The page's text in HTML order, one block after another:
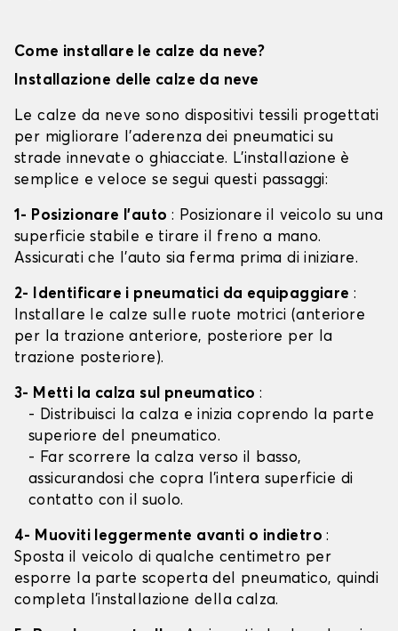
Come installare le calze da neve?
Installazione delle calze da neve
Le calze da neve sono dispositivi tessili progettati
per migliorare l'aderenza dei pneumatici su
strade innevate o ghiacciate. L'installazione è
semplice e veloce se segui questi passaggi:
1- Posizionare l'auto : Posizionare il veicolo su una
superficie stabile e tirare il freno a mano.
Assicurati che l'auto sia ferma prima di iniziare.
2- Identificare i pneumatici da equipaggiare :
Installare le calze sulle ruote motrici (anteriore
per la trazione anteriore, posteriore per la
trazione posteriore).
3- Metti la calza sul pneumatico:
- Distribuisci la calza e inizia coprendo la parte
superiore del pneumatico.
- Far scorrere la calza verso il basso,
assicurandosi che copra l'intera superficie di
contatto con il suolo.
4- Muoviti leggermente avanti o indietro:
Sposta il veicolo di qualche centimetro per
esporre la parte scoperta del pneumatico, quindi
completa l'installazione della calza.